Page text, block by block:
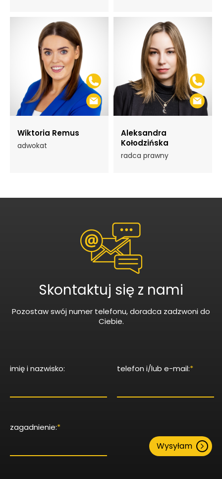
Wiktoria Remus
adwokat
Aleksandra
Kołodzińska
radca prawny
Skontaktuj się z nami
Pozostaw swój numer telefonu, doradca zadzwoni do
Ciebie.
imię i nazwisko: telefon i/lub e-mail:*
zagadnienie:*
Wysyłam